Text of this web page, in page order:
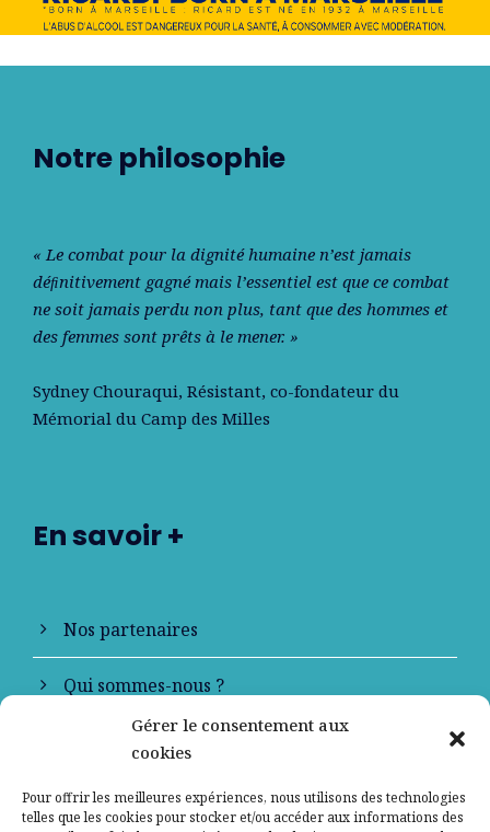
Gérer le consentement aux
cookies
Pour offrir les meilleures expériences, nous utilisons des technologies
telles que les cookies pour stocker et/ou accéder aux informations des
Notre philosophie
« Le combat pour la dignité humaine n’est jamais
déﬁnitivement gagné mais l’essentiel est que ce combat
ne soit jamais perdu non plus, tant que des hommes et
des femmes sont prêts à le mener. »
Sydney Chouraqui, Résistant, co-fondateur du
Mémorial du Camp des Milles
En savoir +
Nos partenaires
Qui sommes-nous ?
Contactez-nous
Mentions légales